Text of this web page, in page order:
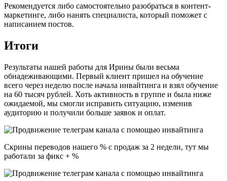
Рекомендуется либо самостоятельно разобраться в контент-
маркетинге, либо нанять специалиста, который поможет с
написанием постов.
Итоги
Результаты нашей работы для Ирины были весьма
обнадеживающими. Первый клиент пришел на обучение
всего через неделю после начала инвайтинга и взял обучение
на 60 тысяч рублей. Хоть активность в группе и была ниже
ожидаемой, мы смогли исправить ситуацию, изменив
аудиторию и получили больше заявок и оплат.
Скрины переводов нашего % с продаж за 2 недели, тут мы
работали за фикс + %